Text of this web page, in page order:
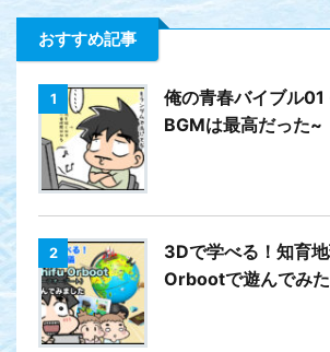
おすすめ記事
1
俺の青春バイブル
BGMは最高だった~
2
3Dで学べる！知育
Orbootで遊んでみた